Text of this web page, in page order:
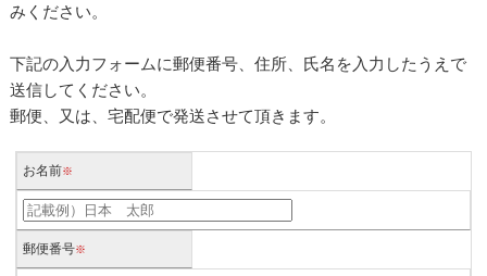
みください。
下記の入力フォームに郵便番号、住所、氏名を入力したうえで
送信してください。
郵便、又は、宅配便で発送させて頂きます。
お名前※
郵便番号※